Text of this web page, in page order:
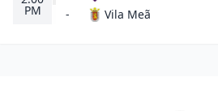
PM
-
Vila Meã